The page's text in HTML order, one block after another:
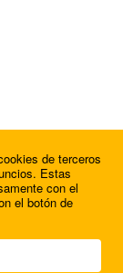
de terceros
Estas
con el
el botón de